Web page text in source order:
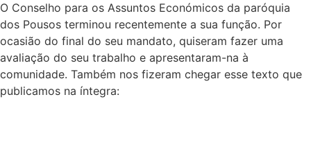
O Conselho para os Assuntos Económicos da paróquia
dos Pousos terminou recentemente a sua função. Por
ocasião do final do seu mandato, quiseram fazer uma
avaliação do seu trabalho e apresentaram-na à
comunidade. Também nos fizeram chegar esse texto que
publicamos na íntegra: